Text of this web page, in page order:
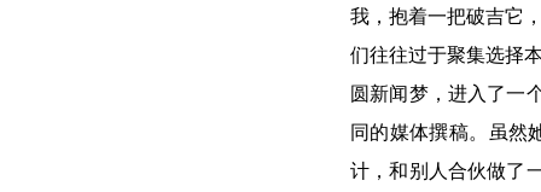
我，抱着一把破吉它
们往往过于聚集选择
圆新闻梦，进入了一
同的媒体撰稿。虽然
计，和别人合伙做了